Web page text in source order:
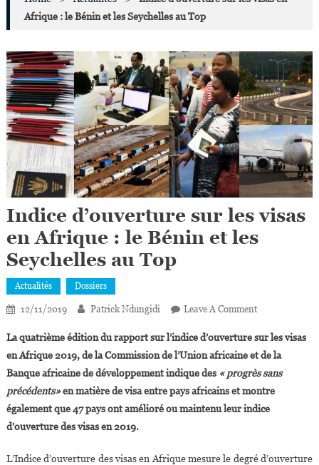
Afrique : le Bénin et les Seychelles au Top
Indice d’ouverture sur les visas
en Afrique : le Bénin et les
Seychelles au Top
Actualités Dossiers
12/11/2019 Patrick Ndungidi Leave A CommentOn
D’ouverture
Sur
Les
Visas
En
Le
La quatrième édition du rapport sur l’indice d’ouverture sur les visas
en Afrique 2019, de la Commission de l’Union africaine et de la
Banque africaine de développement indique des « progrès sans
précédents»en matière de visa entre pays africains et montre
également que 47 pays ont amélioré ou maintenu leur indice
d’ouverture des visas en 2019.
L’Indice d’ouverture des visas en Afrique mesure le degré d’ouverture